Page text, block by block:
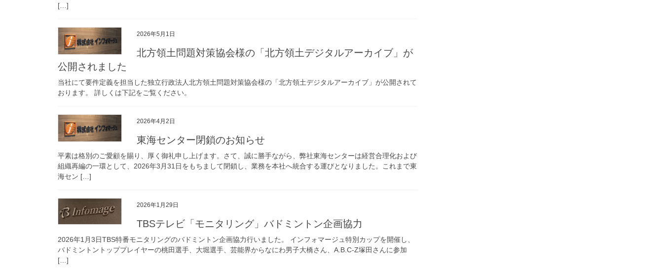
[…]
2026年5月1日
北方領土問題対策協会様の「北方領土デジタルアーカイブ」が
公開されました
当社にて要件定義を担当した独立行政法人北方領土問題対策協会様の「北方領土デジタルアーカイブ」が公開されて
おります。 詳しくは下記をご覧ください。
2026年4月2日
東海センター閉鎖のお知らせ
平素は格別のご愛顧を賜り、厚く御礼申し上げます。さて、誠に勝手ながら、弊社東海センターは経営合理化および
組織再編の一環として、2026年3月31日をもちまして閉鎖し、業務を本社へ統合する運びとなりました。これまで東
海セン […]
2026年1月29日
TBSテレビ「モニタリング」バドミントン企画協力
2026年1月3日TBS特番モニタリングのバドミントン企画協力行いました。 インフォマージュ特別カップを開催し、
バドミントントッププレイヤーの桃田選手、大堀選手、芸能界からなにわ男子大橋さん、A.B.C-Z塚田さんに参加
[…]